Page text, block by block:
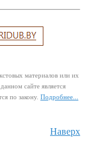
материалов или их
сайте является
по закону. Подробнее...
Наверх